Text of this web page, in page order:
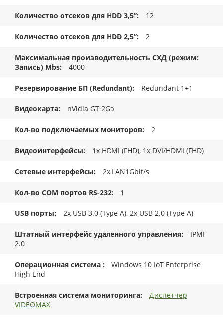
Количество отсеков для HDD 3,5” 12
Количество отсеков для HDD 2,5” 2
Максимальная производительность СХД (режим:
Запись) Mbs
4000
Резервирование БП (Redundant) Redundant 1+1
Видеокарта nVidia GT 2Gb
Кол-во подключаемых мониторов 2
Видеоинтерфейсы 1x HDMI (FHD), 1x DVI/HDMI (FHD)
Сетевые интерфейсы 2x LAN1Gbit/s
Кол-во COM портов RS-232 1
USB порты 2x USB 3.0 (Type A), 2x USB 2.0 (Type A)
Штатный интерфейс удаленного управления
IPMI
2.0
Операционная система
Windows 10 IoT Enterprise
High End
Встроенная система мониторинга
Диспетчер
VIDEOMAX